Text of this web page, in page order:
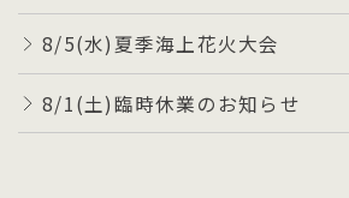
8/5(水)夏季海上花火大会
8/1(土)臨時休業のお知らせ